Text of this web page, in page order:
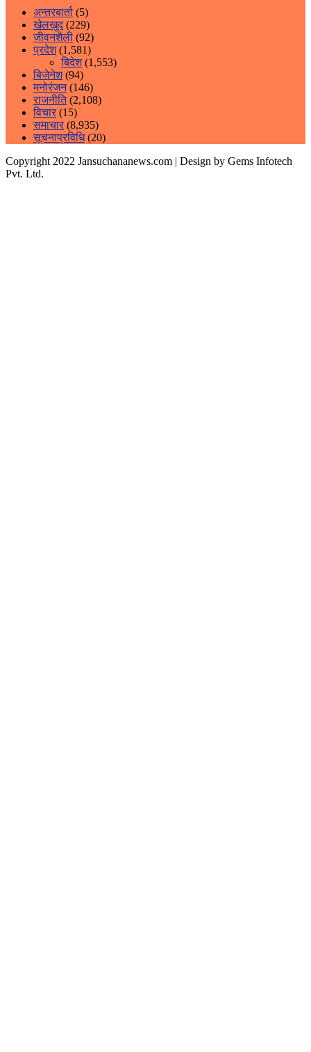
अन्तरबार्ता (5)
खेलखुद(229)
जीवनशैली (92)
प्रदेश(1,581)
बिदेश(1,553)
बिजेनेश(94)
मनोरंजन(146)
राजनीति(2,108)
विचार(15)
समाचार(8,935)
सूचनाप्रविधि(20)
Copyright 2022 Jansuchananews.com | Design by Gems Infotech
Pvt. Ltd.